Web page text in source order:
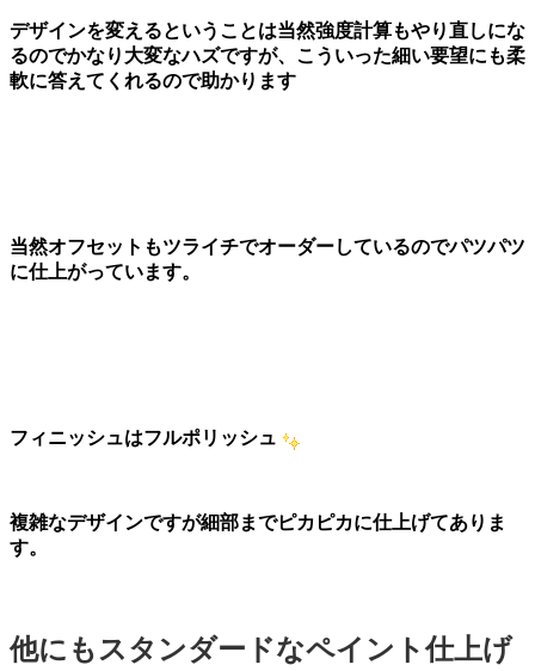
デザインを変えるということは当然強度計算もやり直しにな
るのでかなり大変なハズですが、こういった細い要望にも柔
軟に答えてくれるので助かります
当然オフセットもツライチでオーダーしているのでパツパツ
に仕上がっています。
フィニッシュはフルポリッシュ
複雑なデザインですが細部までピカピカに仕上げてありま
す。
他にもスタンダードなペイント仕上げ